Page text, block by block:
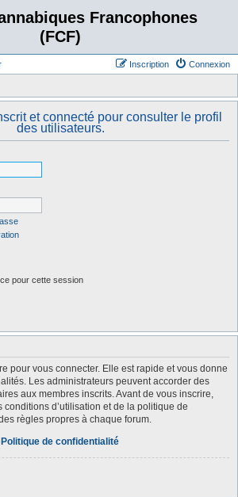
Francophones
(FCF)
Connexion
Inscription
et connecté pour consulter le profil
des utilisateurs.
pour cette session
pour vous connecter. Elle est rapide et vous donne
Les administrateurs peuvent accorder des
aux membres inscrits. Avant de vous inscrire,
d’utilisation et de la politique de
règles propres à chaque forum.
Politique de confidentialité